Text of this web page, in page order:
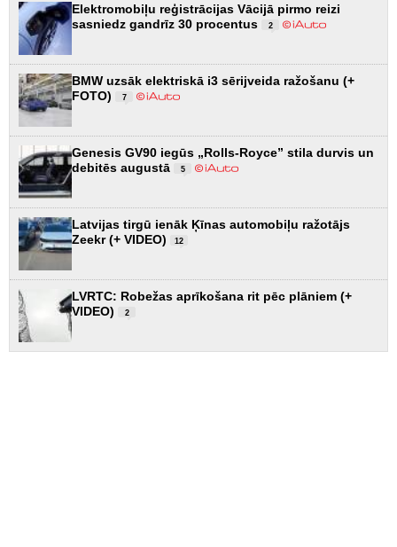
Elektromobiļu reģistrācijas Vācijā pirmo reizi
sasniedz gandrīz 30 procentus
2
BMW uzsāk elektriskā i3 sērijveida ražošanu (+
FOTO)
7
Genesis GV90 iegūs „Rolls-Royce” stila durvis un
debitēs augustā
5
Latvijas tirgū ienāk Ķīnas automobiļu ražotājs
Zeekr (+ VIDEO)
12
LVRTC: Robežas aprīkošana rit pēc plāniem (+
VIDEO)
2